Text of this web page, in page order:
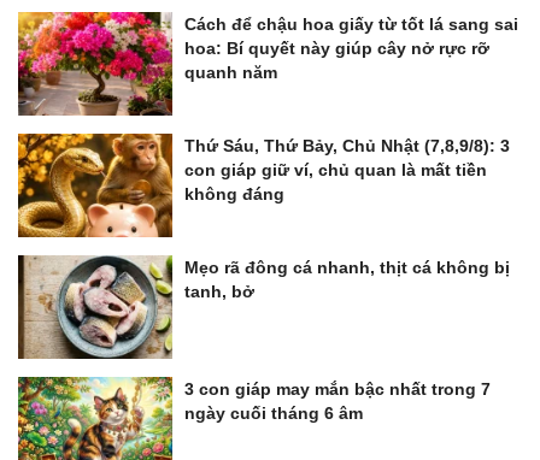
Cách để chậu hoa giấy từ tốt lá sang sai
hoa: Bí quyết này giúp cây nở rực rỡ
quanh năm
Thứ Sáu, Thứ Bảy, Chủ Nhật (7,8,9/8): 3
con giáp giữ ví, chủ quan là mất tiền
không đáng
Mẹo rã đông cá nhanh, thịt cá không bị
tanh, bở
3 con giáp may mắn bậc nhất trong 7
ngày cuối tháng 6 âm